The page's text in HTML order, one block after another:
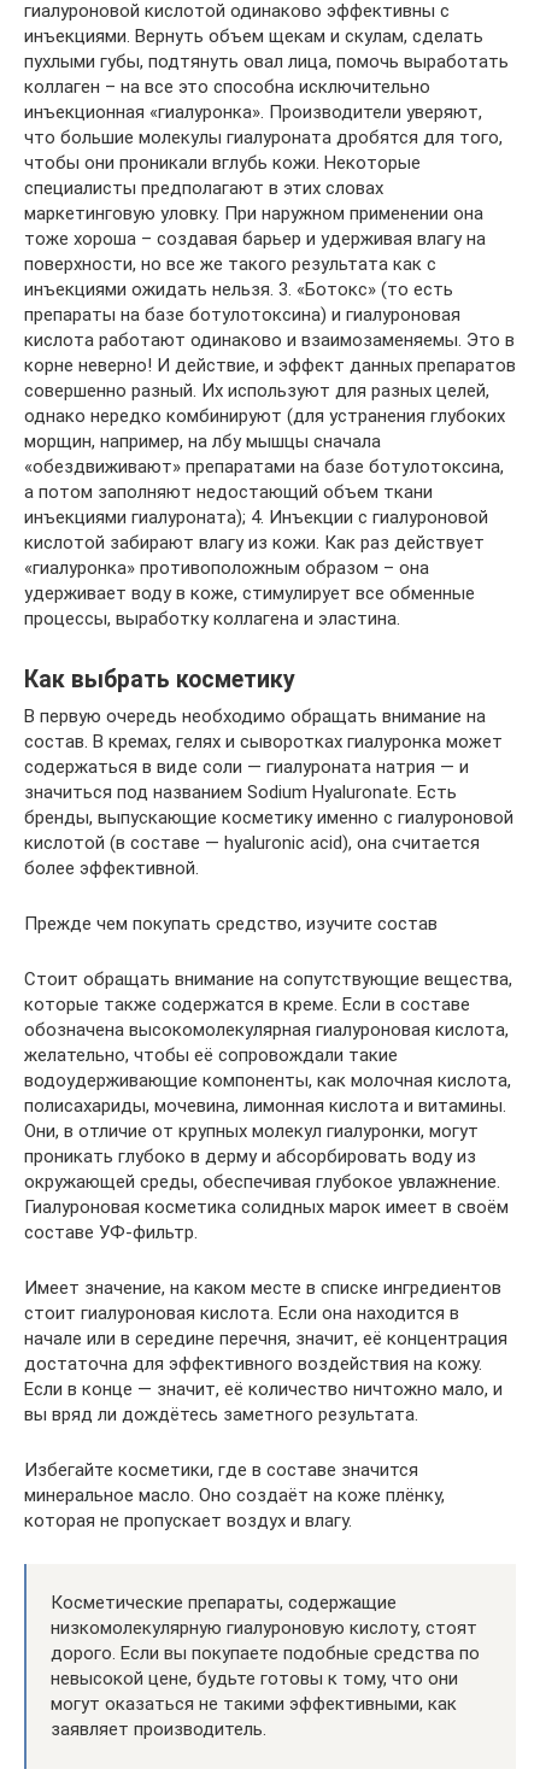
гиалуроновой кислотой одинаково эффективны с
инъекциями. Вернуть объем щекам и скулам, сделать
пухлыми губы, подтянуть овал лица, помочь выработать
коллаген – на все это способна исключительно
инъекционная «гиалуронка». Производители уверяют,
что большие молекулы гиалуроната дробятся для того,
чтобы они проникали вглубь кожи. Некоторые
специалисты предполагают в этих словах
маркетинговую уловку. При наружном применении она
тоже хороша – создавая барьер и удерживая влагу на
поверхности, но все же такого результата как с
инъекциями ожидать нельзя. 3. «Ботокс» (то есть
препараты на базе ботулотоксина) и гиалуроновая
кислота работают одинаково и взаимозаменяемы. Это в
корне неверно! И действие, и эффект данных препаратов
совершенно разный. Их используют для разных целей,
однако нередко комбинируют (для устранения глубоких
морщин, например, на лбу мышцы сначала
«обездвиживают» препаратами на базе ботулотоксина,
а потом заполняют недостающий объем ткани
инъекциями гиалуроната); 4. Инъекции с гиалуроновой
кислотой забирают влагу из кожи. Как раз действует
«гиалуронка» противоположным образом – она
удерживает воду в коже, стимулирует все обменные
процессы, выработку коллагена и эластина.
Как выбрать косметику
В первую очередь необходимо обращать внимание на
состав. В кремах, гелях и сыворотках гиалуронка может
содержаться в виде соли — гиалуроната натрия — и
значиться под названием Sodium Hyaluronate. Есть
бренды, выпускающие косметику именно с гиалуроновой
кислотой (в составе — hyaluronic acid), она считается
более эффективной.
Прежде чем покупать средство, изучите состав
Стоит обращать внимание на сопутствующие вещества,
которые также содержатся в креме. Если в составе
обозначена высокомолекулярная гиалуроновая кислота,
желательно, чтобы её сопровождали такие
водоудерживающие компоненты, как молочная кислота,
полисахариды, мочевина, лимонная кислота и витамины.
Они, в отличие от крупных молекул гиалуронки, могут
проникать глубоко в дерму и абсорбировать воду из
окружающей среды, обеспечивая глубокое увлажнение.
Гиалуроновая косметика солидных марок имеет в своём
составе УФ-фильтр.
Имеет значение, на каком месте в списке ингредиентов
стоит гиалуроновая кислота. Если она находится в
начале или в середине перечня, значит, её концентрация
достаточна для эффективного воздействия на кожу.
Если в конце — значит, её количество ничтожно мало, и
вы вряд ли дождётесь заметного результата.
Избегайте косметики, где в составе значится
минеральное масло. Оно создаёт на коже плёнку,
которая не пропускает воздух и влагу.
Косметические препараты, содержащие
низкомолекулярную гиалуроновую кислоту, стоят
дорого. Если вы покупаете подобные средства по
невысокой цене, будьте готовы к тому, что они
могут оказаться не такими эффективными, как
заявляет производитель.